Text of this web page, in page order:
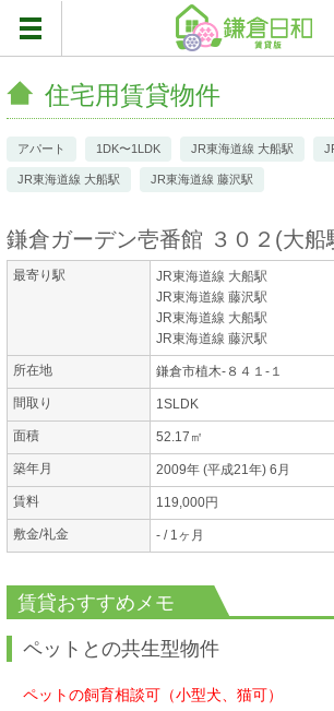
住宅用賃貸物件
アパート 1DK〜1LDK JR東海道線 大船駅
JR東海道線 大船駅 JR東海道線 藤沢駅
鎌倉ガーデン壱番館 ３０２ (大船
最寄り駅
JR東海道線 大船駅
JR東海道線 藤沢駅
JR東海道線 大船駅
JR東海道線 藤沢駅
所在地 鎌倉市植木-８４１-１
間取り 1SLDK
面積 52.17㎡
築年月 2009年 (平成21年) 6月
賃料 119,000円
敷金/礼金 - / 1ヶ月
賃貸おすすめメモ
ペットとの共生型物件
ペットの飼育相談可（小型犬、猫可）